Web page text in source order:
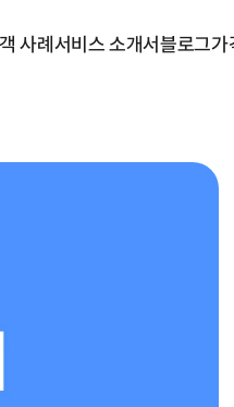
사례 서비스 소개서블로그가
가